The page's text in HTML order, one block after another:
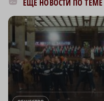
ЕЩЁ НОВОСТИ ПО ТЕМЕ